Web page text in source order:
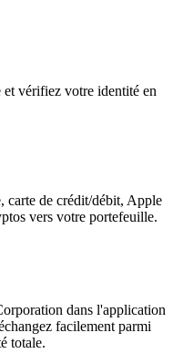
vérifiez votre identité en
carte de crédit/débit, Apple
vers votre portefeuille.
dans l'application
facilement parmi
totale.